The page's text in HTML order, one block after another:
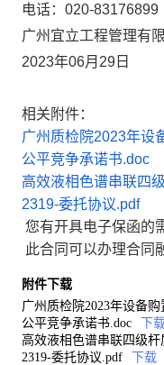
电话： 020-83176899
广州宜立工程管理有
2023年06月29日
相关附件：
广州质检院2023年设
公平竞争承诺书.doc
高效液相色谱串联四
2319-委托协议.pdf
您有开具电子保函的
此合同可以办理合同
附件下载
广州质检院2023年设备
公平竞争承诺书.doc
下
高效液相色谱串联四级
2319-委托协议.pdf
下载